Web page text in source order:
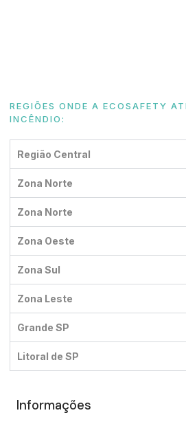
REGIÕES ONDE A ECOSAFETY
INCÊNDIO:
Região Central
Zona Norte
Zona Norte
Zona Oeste
Zona Sul
Zona Leste
Grande SP
Litoral de SP
Informações